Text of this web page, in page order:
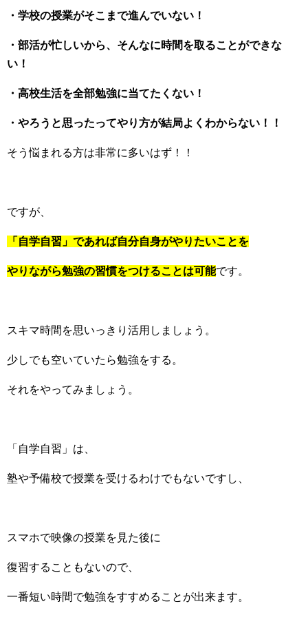
・学校の授業がそこまで進んでいない！
・部活が忙しいから、そんなに時間を取ることができな
い！
・高校生活を全部勉強に当てたくない！
・やろうと思ったってやり方が結局よくわからない！！
そう悩まれる方は非常に多いはず！！
ですが、
「自学自習」であれば自分自身がやりたいことを
やりながら勉強の習慣をつけることは可能です。
スキマ時間を思いっきり活用しましょう。
少しでも空いていたら勉強をする。
それをやってみましょう。
「自学自習」は、
塾や予備校で授業を受けるわけでもないですし、
スマホで映像の授業を見た後に
復習することもないので、
一番短い時間で勉強をすすめることが出来ます。